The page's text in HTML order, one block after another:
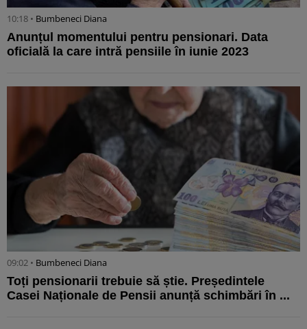
10:18 • Bumbeneci Diana
Anunțul momentului pentru pensionari. Data
oficială la care intră pensiile în iunie 2023
09:02 • Bumbeneci Diana
Toți pensionarii trebuie să știe. Președintele
Casei Naționale de Pensii anunță schimbări în ...